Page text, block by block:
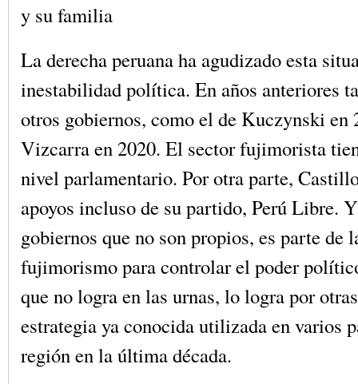
y su familia
La derecha peruana ha agudizado esta
inestabilidad política. En años anteriores
otros gobiernos, como el de Kuczynski
Vizcarra en 2020. El sector fujimorista
nivel parlamentario. Por otra parte,
apoyos incluso de su partido, Perú Libre.
gobiernos que no son propios, es parte de
fujimorismo para controlar el poder
que no logra en las urnas, lo logra por
estrategia ya conocida utilizada en varios
región en la última década.